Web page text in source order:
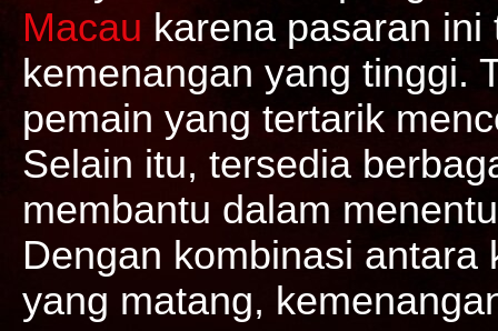
Macau karena pasaran
kemenangan yang tinggi.
pemain yang tertarik
Selain itu, tersedia
membantu dalam
Dengan kombinasi
yang matang,